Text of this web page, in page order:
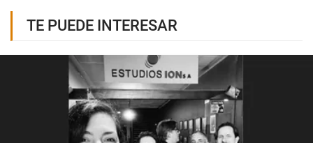
TE PUEDE INTERESAR